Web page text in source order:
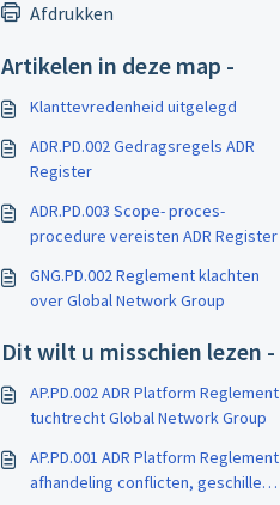
Afdrukken
Artikelen in deze map -
Klanttevredenheid uitgelegd
ADR.PD.002 Gedragsregels ADR
Register
ADR.PD.003 Scope- proces-
procedure vereisten ADR Register
GNG.PD.002 Reglement klachten
over Global Network Group
Dit wilt u misschien lezen -
AP.PD.002 ADR Platform Reglement
tuchtrecht Global Network Group
AP.PD.001 ADR Platform Reglement
afhandeling conflicten, geschillen